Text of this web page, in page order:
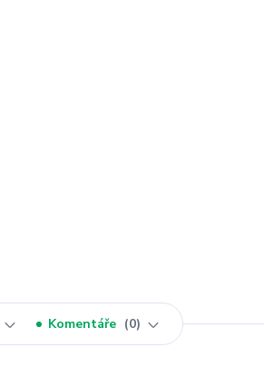
Komentáře 0